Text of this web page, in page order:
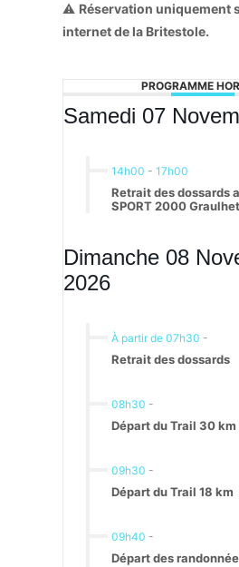
⚠️ Réservation uniquement
internet de la Britestole.
PROGRAMME
Samedi 07
14h00 - 17h00
Retrait des dossards
SPORT 2000 Graulhet
Dimanche 08
2026
À partir de 07h30 -
Retrait des dossards
08h30 -
Départ du Trail 30 km
09h30 -
Départ du Trail 18 km
09h40 -
Départ des